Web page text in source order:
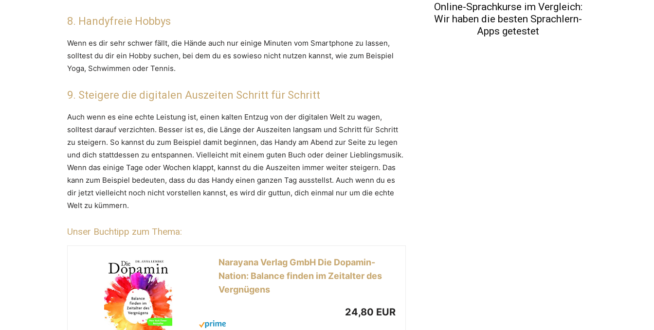
8. Handyfreie Hobbys
Wenn es dir sehr schwer fällt, die Hände auch nur einige Minuten vom Smartphone zu lassen,
solltest du dir ein Hobby suchen, bei dem du es sowieso nicht nutzen kannst, wie zum Beispiel
Yoga, Schwimmen oder Tennis.
9. Steigere die digitalen Auszeiten Schritt für Schritt
Auch wenn es eine echte Leistung ist, einen kalten Entzug von der digitalen Welt zu wagen,
solltest darauf verzichten. Besser ist es, die Länge der Auszeiten langsam und Schritt für Schritt
zu steigern. So kannst du zum Beispiel damit beginnen, das Handy am Abend zur Seite zu legen
und dich stattdessen zu entspannen. Vielleicht mit einem guten Buch oder deiner Lieblingsmusik.
Wenn das einige Tage oder Wochen klappt, kannst du die Auszeiten immer weiter steigern. Das
kann zum Beispiel bedeuten, dass du das Handy einen ganzen Tag ausstellst. Auch wenn du es
dir jetzt vielleicht noch nicht vorstellen kannst, es wird dir guttun, dich einmal nur um die echte
Welt zu kümmern.
Unser Buchtipp zum Thema:
Narayana Verlag GmbH Die Dopamin-
Nation: Balance finden im Zeitalter des
Vergnügens
24,80 EUR
Online-Sprachkurse im Vergleich:
Wir haben die besten Sprachlern-
Apps getestet